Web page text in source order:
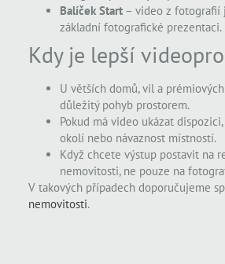
Balíček Start– video z fotografií
základní fotografické prezentaci.
Kdy je lepší
U větších domů, vil a
důležitý pohyb prostorem.
Pokud má video ukázat
okolí nebo návaznost místností.
Když chcete výstup postavit na
nemovitosti, ne pouze na
V takových případech doporučujeme
nemovitosti.